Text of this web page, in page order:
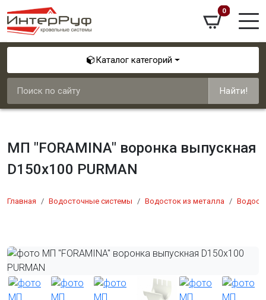
0
Каталог категорий
Найти!
МП "FORAMINA" воронка выпускная
D150х100 PURMAN
Главная Водосточные системы Водосток из металла